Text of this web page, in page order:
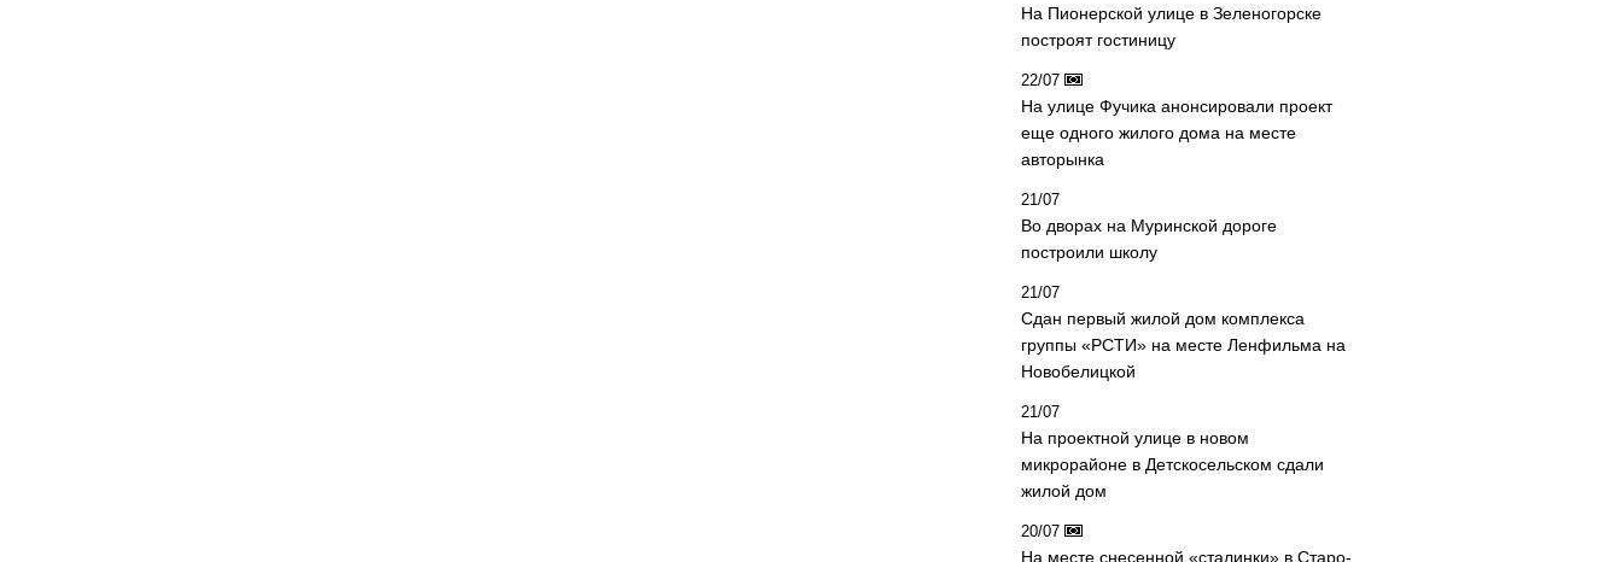
На Пионерской улице в Зеленогорске
построят гостиницу
22/07
На улице Фучика анонсировали проект
еще одного жилого дома на месте
авторынка
21/07
Во дворах на Муринской дороге
построили школу
21/07
Сдан первый жилой дом комплекса
группы «РСТИ» на месте Ленфильма на
Новобелицкой
21/07
На проектной улице в новом
микрорайоне в Детскосельском сдали
жилой дом
20/07
На месте снесенной «сталинки» в Старо-